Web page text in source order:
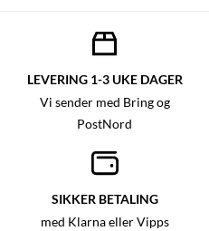
LEVERING 1-3 UKE DAGER
Vi sender med Bring og
PostNord
SIKKER BETALING
med Klarna eller Vipps